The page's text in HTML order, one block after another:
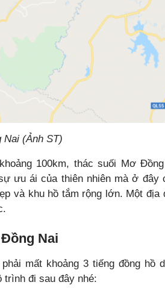
(Ảnh ST)
100km, thác suối Mơ
ưu ái của thiên nhiên mà ở đây
và khu hồ tắm rộng lớn. Một địa
Nai
mất khoảng 3 tiếng đồng hồ
trình đi sau đây nhé: